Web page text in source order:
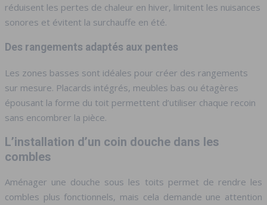
réduisent les pertes de chaleur en hiver, limitent les nuisances
sonores et évitent la surchauffe en été.
Des rangements adaptés aux pentes
Les zones basses sont idéales pour créer des rangements
sur mesure. Placards intégrés, meubles bas ou étagères
épousant la forme du toit permettent d’utiliser chaque recoin
sans encombrer la pièce.
L’installation d’un coin douche dans les
combles
Aménager une douche sous les toits permet de rendre les
combles plus fonctionnels, mais cela demande une attention